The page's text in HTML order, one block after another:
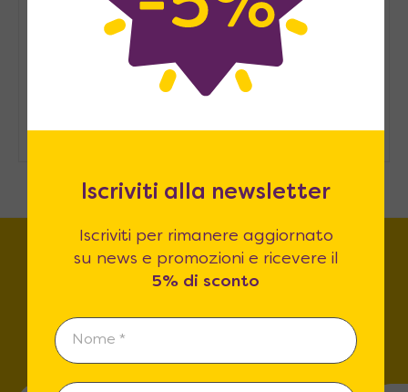
sostenibile: consigli pratici
Come ospitare in casa senza una
Trova lo store più vicino a
te!
Iscriviti alla newsletter
Iscriviti per rimanere aggiornato
su news e promozioni e ricevere il
5% di sconto